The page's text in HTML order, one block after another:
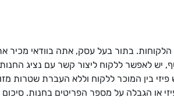
הלקוחות. בתור בעל עסק, אתה בוודאי
לאפשר ללקוח ליצור קשר עם נציג
בין המוכר ללקוח וללא העברת שטרות
או הגבלה על מספר הפריטים בחנות. סיכום